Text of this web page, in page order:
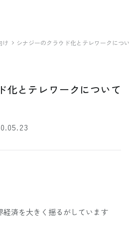
け シナジーのクラウド化とテレワークにつ
化とテレワークについて
済を大きく揺るがしています